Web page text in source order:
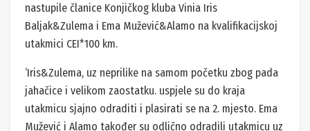
nastupile članice Konjičkog kluba Vinia Iris
Baljak&Zulema i Ema Mužević&Alamo na kvalifikacijskoj
utakmici CEI*100 km.
‘Iris&Zulema, uz neprilike na samom početku zbog pada
jahačice i velikom zaostatku. uspjele su do kraja
utakmicu sjajno odraditi i plasirati se na 2. mjesto. Ema
Mužević i Alamo također su odlično odradili utakmicu uz